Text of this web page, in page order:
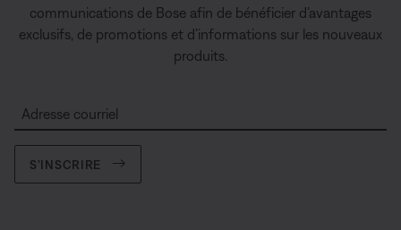
communications de Bose afin de bénéficier d’avantages
exclusifs, de promotions et d’informations sur les nouveaux
produits.
Adresse courriel
S’INSCRIRE